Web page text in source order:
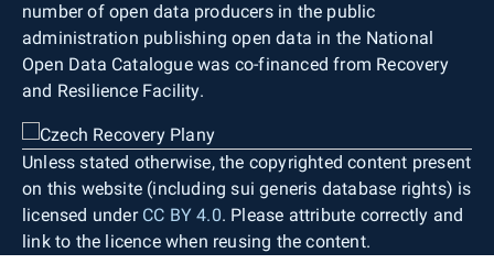
number of open data producers in the public
administration publishing open data in the National
Open Data Catalogue was co-financed from Recovery
and Resilience Facility.
Unless stated otherwise, the copyrighted content present
on this website (including sui generis database rights) is
licensed under CC BY 4.0. Please attribute correctly and
link to the licence when reusing the content.